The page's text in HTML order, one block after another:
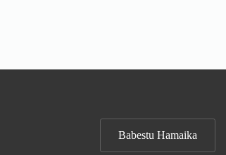
Babestu Hamaika